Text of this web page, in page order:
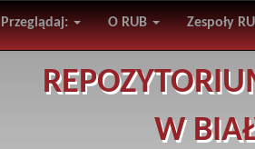
Przeglądaj: O RUB Zespoły
W